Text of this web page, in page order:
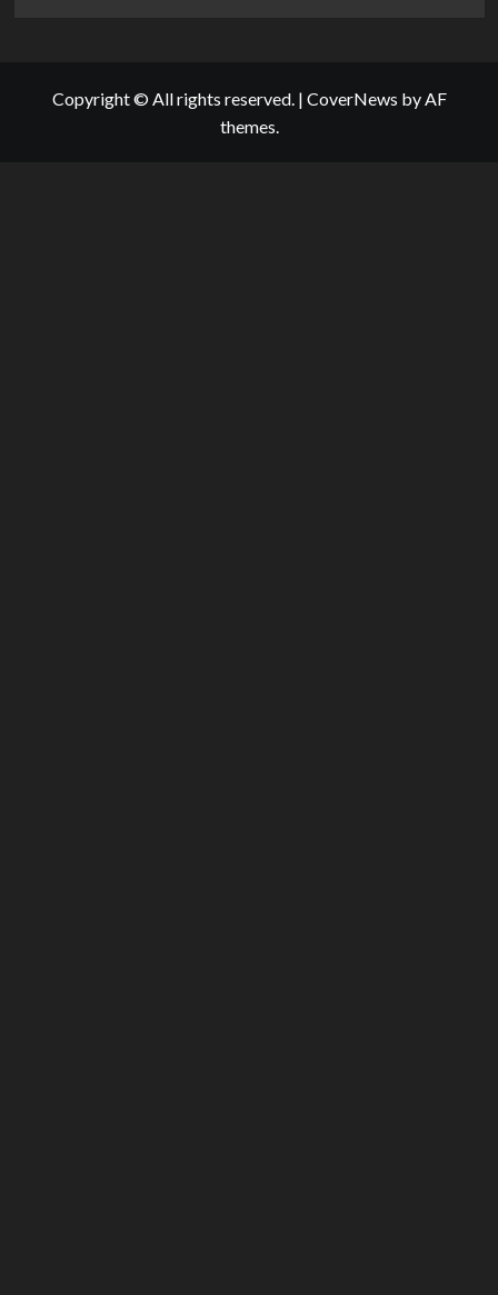
Copyright © All rights reserved. | CoverNews by AF
themes.